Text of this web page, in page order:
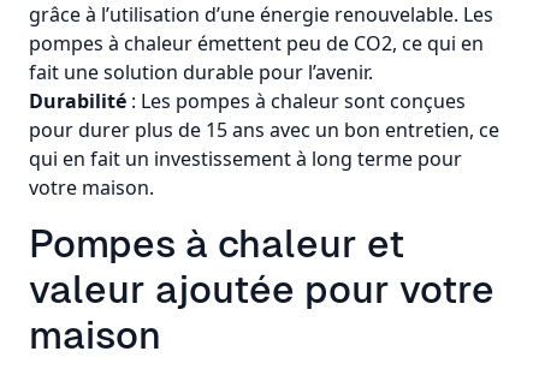
grâce à l’utilisation d’une énergie renouvelable. Les
pompes à chaleur émettent peu de CO2, ce qui en
fait une solution durable pour l’avenir.
Durabilité : Les pompes à chaleur sont conçues
pour durer plus de 15 ans avec un bon entretien, ce
qui en fait un investissement à long terme pour
votre maison.
Pompes à chaleur et
valeur ajoutée pour votre
maison